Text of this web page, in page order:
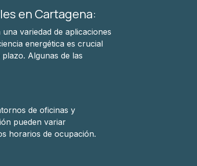
en Cartagena:
variedad de aplicaciones
energética es crucial
Algunas de las
de oficinas y
pueden variar
horarios de ocupación.